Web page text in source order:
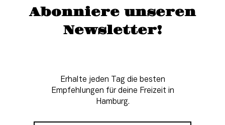
Abonniere unseren
Newsletter!
Erhalte jeden Tag die besten
Empfehlungen für deine Freizeit in
Hamburg.